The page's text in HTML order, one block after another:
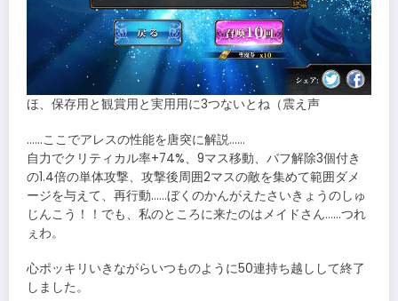
ほ、保存用と観賞用と実用用に3つないとね（震え声
……ここでアレスの性能を唐突に解説……
自力でクリティカル率+74%、9マス移動、バフ解除3個付き
の1.4倍の単体攻撃、攻撃後周囲2マスの敵を集めて範囲ダメ
ージを与えて、再行動……ぼくのかんがえたさいきょうのしゅ
じんこう！！でも、私のところに来たのはメイドさん……つれ
ぇわ。
心ポッキリいきながらいつものように50連持ち越しして終了
しました。